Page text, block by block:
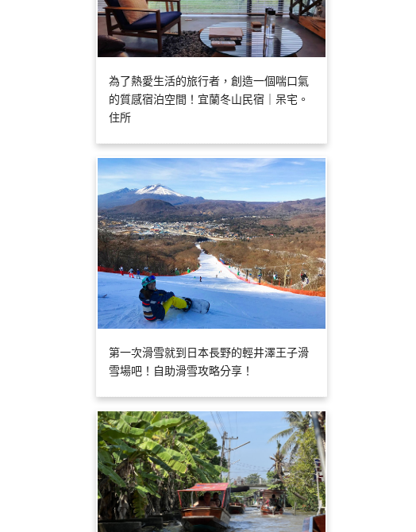
為了熱愛生活的旅行者，創造一個喘口氣
的質感宿泊空間！宜蘭冬山民宿｜呆宅。
住所
第一次滑雪就到日本長野的輕井澤王子滑
雪場吧！自助滑雪攻略分享！